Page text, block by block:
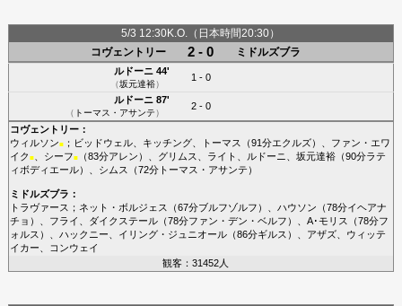
5/3 12:30K.O.（日本時間20:30）
コヴェントリー
2 - 0 ミドルズブラ
ルドーニ 44'
（坂元達裕）
1 - 0
ルドーニ 87'
（ トーマス・アサンテ）
2 - 0
コヴェントリー：
ウィルソン■； ビッドウェル、 キッチング、 トーマス （91分エクルズ）、 ファン・エワ
イク ■、 シーフ■（83分アレン ）、 グリムス ライト ルドーニ 坂元達裕（90分ラテ
ィボディエール）、 シムス （72分トーマス・アサンテ ）
ミドルズブラ ：
トラヴァース ； ネット・ボルジェス （67分ブルフゾルフ ）、 ハウソン （78分イヘアナ
チョ ）、 フライ ダイクステール（78分ファン・デン・ベルフ ）、 A･モリス （78分フ
ォルス ）、 ハックニー イリング・ジュニオール（86分ギルス ）、 アザズ、 ウィッテ
イカー
コンウェイ
観客：31452人